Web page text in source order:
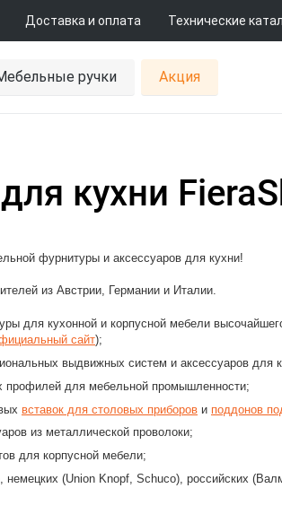
Доставка и оплата Технические
ручки Акция
кухни
фурнитуры и аксессуаров для кухни!
из Австрии, Германии и Италии.
для кухонной и корпусной мебели
сайт);
выдвижных систем и аксессуаров для
для мебельной промышленности;
вставок для столовых приборов и поддонов
из металлической проволоки;
для корпусной мебели;
(Union Knopf, Schuco), российских